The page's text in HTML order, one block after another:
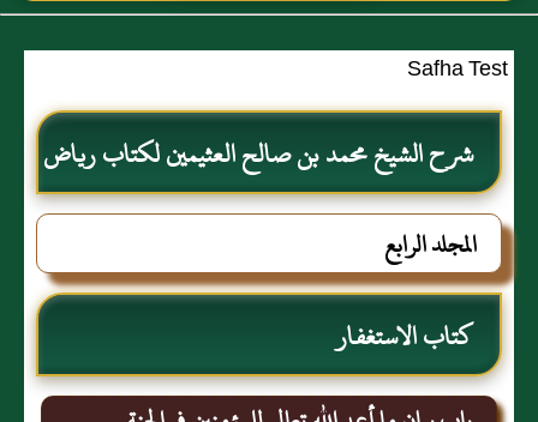
Safha Test
شرح الشيخ محمد بن صالح العثيمين لكتاب رياض
الصالحين للإمام النووي رحمهم الله تعالى
المجلد الرابع
كتاب الاستغفار